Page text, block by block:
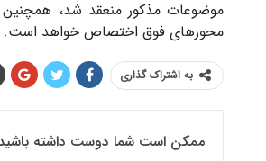
محورهای فوق اختصاص خواهد است.
به اشتراک گذاری
ممکن است شما دوست داشته